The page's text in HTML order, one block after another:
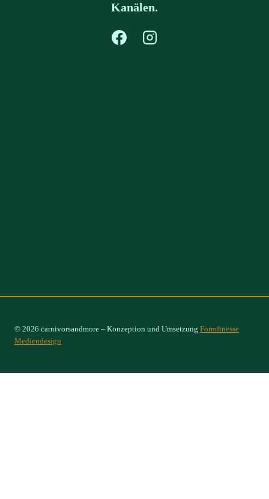
Kanälen.
© 2026 carnivorsandmore – Konzeption und Umsetzung Formfinesse
Mediendesign